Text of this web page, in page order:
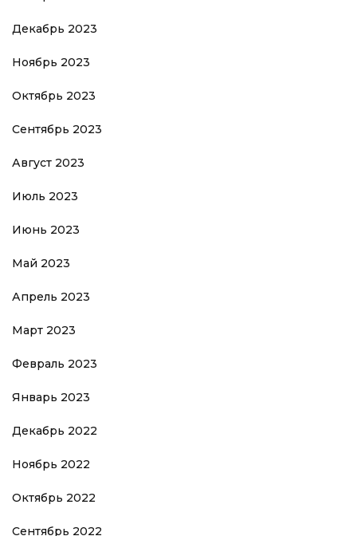
Декабрь 2023
Ноябрь 2023
Октябрь 2023
Сентябрь 2023
Август 2023
Июль 2023
Июнь 2023
Май 2023
Апрель 2023
Март 2023
Февраль 2023
Январь 2023
Декабрь 2022
Ноябрь 2022
Октябрь 2022
Сентябрь 2022